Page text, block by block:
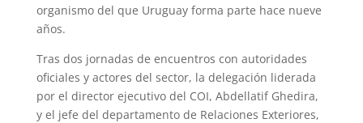
organismo del que Uruguay forma parte hace nueve
años.
Tras dos jornadas de encuentros con autoridades
oficiales y actores del sector, la delegación liderada
por el director ejecutivo del COI, Abdellatif Ghedira,
y el jefe del departamento de Relaciones Exteriores,